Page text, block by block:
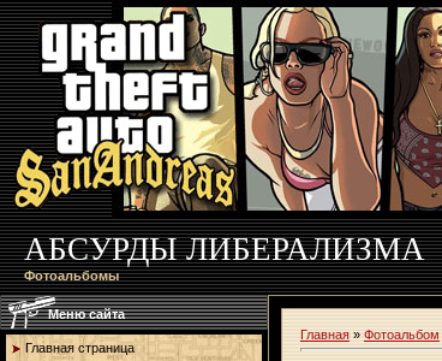
АБСУРДЫ ЛИБЕРАЛИЗМА
Фотоальбомы
Меню сайта
Главная страница
Главная » Фотоальбом